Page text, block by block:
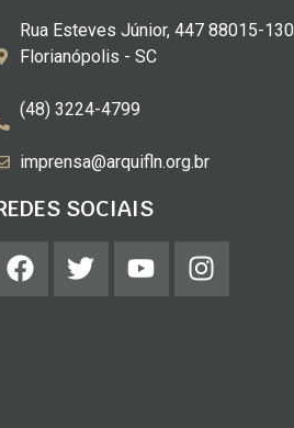
Rua Esteves Júnior, 447 88015-130
Florianópolis - SC
(48) 3224-4799
imprensa@arquifln.org.br
SOCIAIS